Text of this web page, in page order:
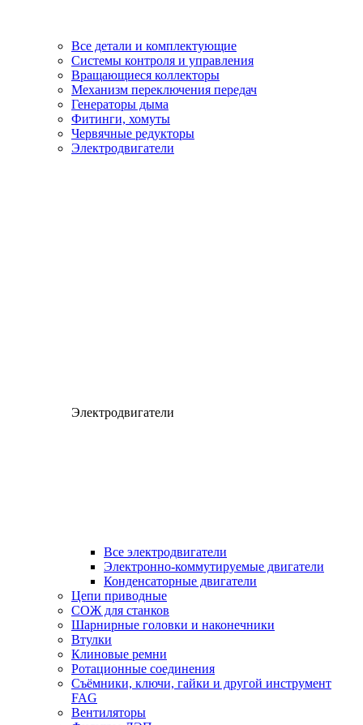
Все детали и комплектующие
Системы контроля и управления
Вращающиеся коллекторы
Механизм переключения передач
Генераторы дыма
Фитинги, хомуты
Червячные редукторы
Электродвигатели
Электродвигатели
Все электродвигатели
Электронно-коммутируемые двигатели
Конденсаторные двигатели
Цепи приводные
СОЖ для станков
Шарнирные головки и наконечники
Втулки
Клиновые ремни
Ротационные соединения
Съёмники, ключи, гайки и другой инструмент
FAG
Вентиляторы